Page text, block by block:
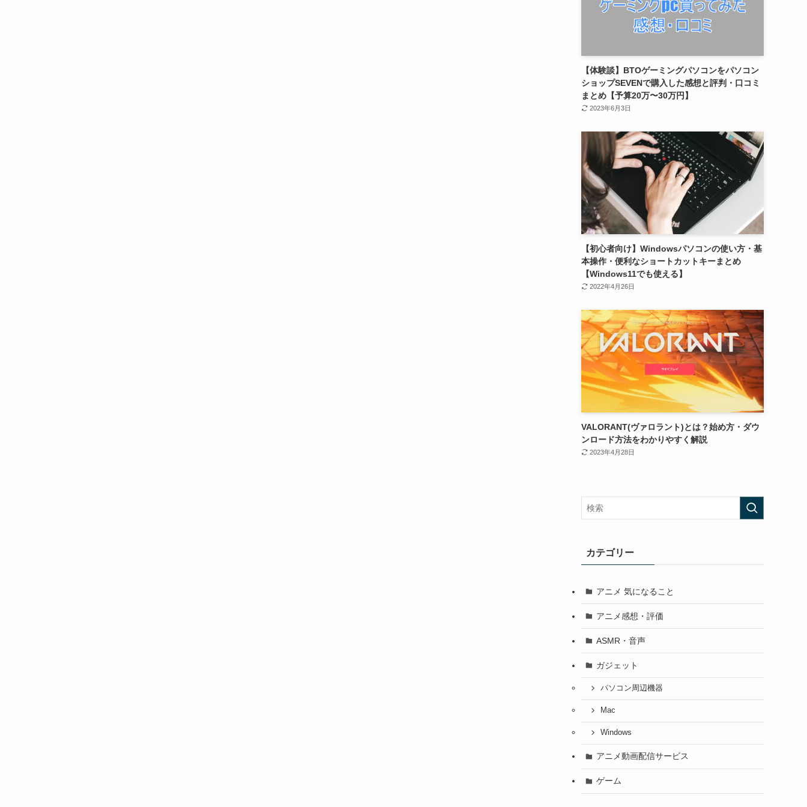
【体験談】BTOゲーミングパソコンをパソコン
ショップSEVENで購入した感想と評判・口コミ
まとめ【予算20万〜30万円】
2023年6月3日
【初心者向け】Windowsパソコンの使い方・基
本操作・便利なショートカットキーまとめ
【Windows11でも使える】
2022年4月26日
VALORANT(ヴァロラント)とは？始め方・ダウ
ンロード方法をわかりやすく解説
2023年4月28日
カテゴリー
アニメ 気になること
アニメ感想・評価
ASMR・音声
ガジェット
パソコン周辺機器
Mac
Windows
アニメ動画配信サービス
ゲーム